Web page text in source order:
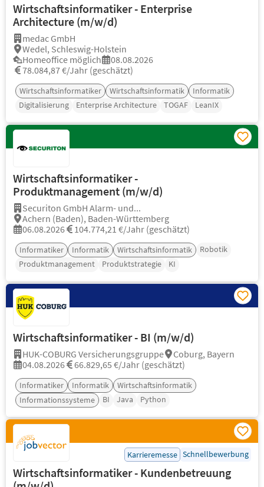
Wirtschaftsinformatiker - Enterprise
Architecture (m/w/d)
medac GmbH
Wedel, Schleswig-Holstein
Homeoffice möglich
08.08.2026
78.084,87 €/Jahr (geschätzt)
Wirtschaftsinformatiker Wirtschaftsinformatik
Informatik
Digitalisierung
Enterprise Architecture TOGAF LeanIX
Wirtschaftsinformatiker -
Produktmanagement (m/w/d)
Securiton GmbH Alarm- und...
Achern (Baden), Baden-Württemberg
06.08.2026
104.774,21 €/Jahr (geschätzt)
Informatiker Informatik Wirtschaftsinformatik
Robotik
Produktmanagement
Produktstrategie KI
Wirtschaftsinformatiker - BI (m/w/d)
HUK-COBURG Versicherungsgruppe
Coburg, Bayern
04.08.2026
66.829,65 €/Jahr (geschätzt)
Informatiker Informatik
Wirtschaftsinformatik
Informationssysteme
BI Java Python
Karrieremesse Schnellbewerbung
Wirtschaftsinformatiker - Kundenbetreuung